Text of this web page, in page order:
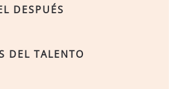
DESPUÉS
DEL TALENTO